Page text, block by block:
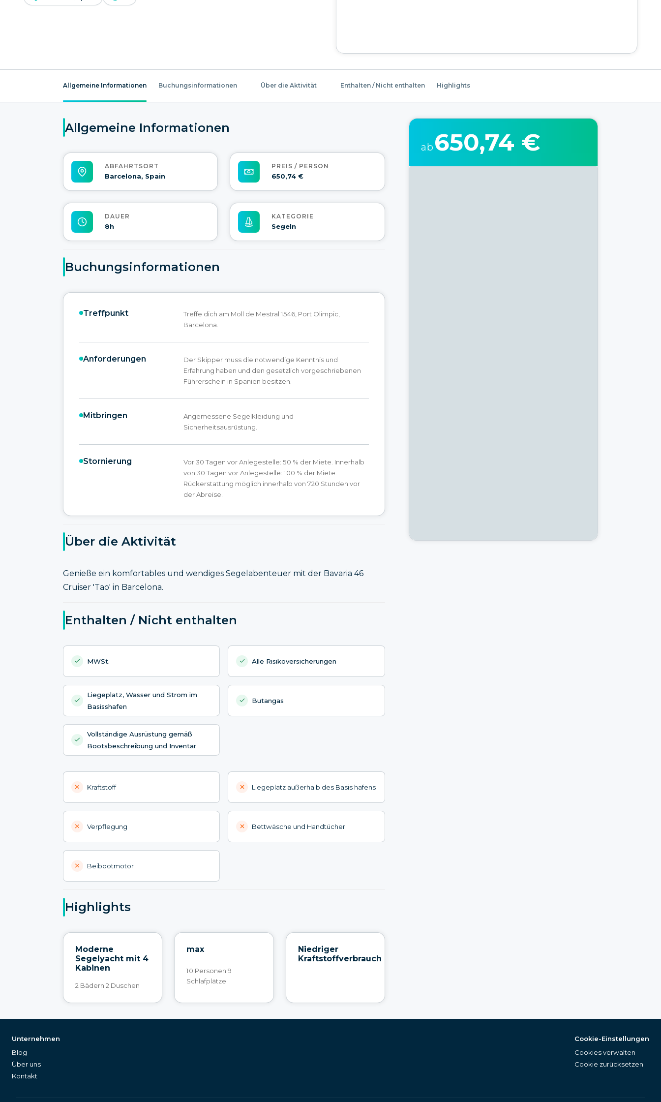
Allgemeine Informationen Buchungsinformationen Über die Aktivität Enthalten / Nicht enthalten Highlights
Allgemeine Informationen
ABFAHRTSORT
Barcelona, Spain
PREIS / PERSON
650,74 €
DAUER
8h
KATEGORIE
Segeln
Buchungsinformationen
Treffpunkt
Treffe dich am Moll de Mestral 1546, Port Olimpic,
Barcelona.
Anforderungen
Der Skipper muss die notwendige Kenntnis und
Erfahrung haben und den gesetzlich vorgeschriebenen
Führerschein in Spanien besitzen.
Mitbringen
Angemessene Segelkleidung und
Sicherheitsausrüstung.
Stornierung
Vor 30 Tagen vor Anlegestelle: 50 % der Miete. Innerhalb
von 30 Tagen vor Anlegestelle: 100 % der Miete.
Rückerstattung möglich innerhalb von 720 Stunden vor
der Abreise.
Über die Aktivität
Genieße ein komfortables und wendiges Segelabenteuer mit der Bavaria 46
Cruiser 'Tao' in Barcelona.
Enthalten / Nicht enthalten
MWSt. Alle Risikoversicherungen
Liegeplatz, Wasser und Strom im
Basisshafen
Butangas
Vollständige Ausrüstung gemäß
Bootsbeschreibung und Inventar
Kraftstoff Liegeplatz außerhalb des Basis hafens
Verpflegung Bettwäsche und Handtücher
Beibootmotor
Highlights
Moderne
Segelyacht mit 4
Kabinen
2 Bädern 2 Duschen
max
10 Personen 9
Schlafplätze
Niedriger
Kraftstoffverbrauch
ab 650,74 €
Unternehmen
Blog
Über uns
Kontakt
Cookie-Einstellungen
Cookies verwalten
Cookie zurücksetzen